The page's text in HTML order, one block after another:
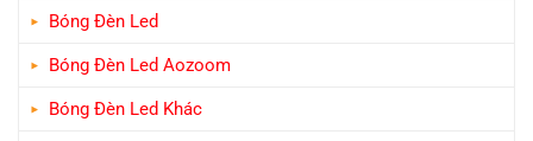
Bóng Đèn Led
Bóng Đèn Led Aozoom
Bóng Đèn Led Khác